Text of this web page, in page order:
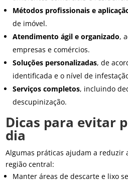
Métodos profissionais e
de imóvel.
Atendimento ágil e organizado,
empresas e comércios.
Soluções personalizadas, de
identificada e o nível de
Serviços completos, incluindo
descupinização.
Dicas para evitar
dia
Algumas práticas ajudam a reduzir
região central:
Manter áreas de descarte e lixo